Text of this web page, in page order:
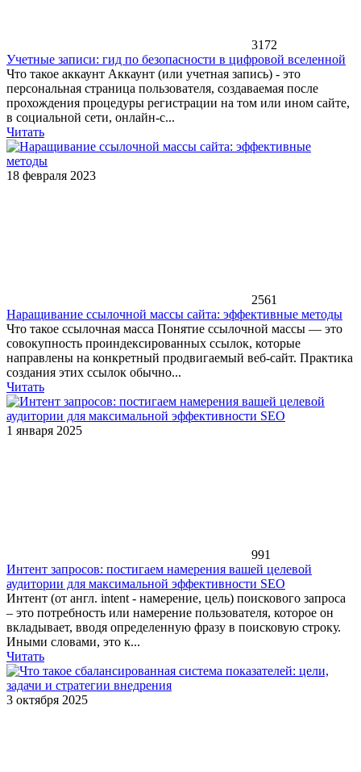
3172
Учетные записи: гид по безопасности в цифровой вселенной
Что такое аккаунт Аккаунт (или учетная запись) - это
персональная страница пользователя, создаваемая после
прохождения процедуры регистрации на том или ином сайте,
в социальной сети, онлайн-с...
Читать
18 февраля 2023
2561
Наращивание ссылочной массы сайта: эффективные методы
Что такое ссылочная масса Понятие ссылочной массы — это
совокупность проиндексированных ссылок, которые
направлены на конкретный продвигаемый веб-сайт. Практика
создания этих ссылок обычно...
Читать
1 января 2025
991
Интент запросов: постигаем намерения вашей целевой
аудитории для максимальной эффективности SEO
Интент (от англ. intent - намерение, цель) поискового запроса
– это потребность или намерение пользователя, которое он
вкладывает, вводя определенную фразу в поисковую строку.
Иными словами, это к...
Читать
3 октября 2025